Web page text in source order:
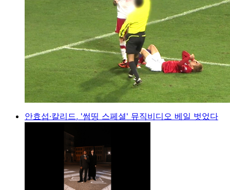
안효섭·칼리드, '썸띵 스페셜' 뮤직비디오 베일 벗었다